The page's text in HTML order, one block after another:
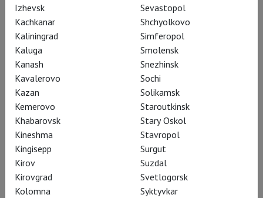
Возврат билетов
В случае отмены вашего сеанса:
Если вы приобретали билет онлайн – возврат будет
произведен автоматически.
В отдельных случаях может понадобиться заполнить
форму возврата. Правила возврата написаны в вашем
электронном билете (
,Афиша,Кинокасса
Если вы покупали билет в кассе кинотеатра –
пожалуйста, обратитесь для оформления возврата
непосредственно в кинотеатр.
Izhevsk
Kachkanar
Kaliningrad
Kaluga
Kanash
Kavalerovo
Kazan
Kemerovo
Khabarovsk
Kineshma
Kingisepp
Kirov
Kirovgrad
Kolomna
Sevastopol
Shchyolkovo
Simferopol
Smolensk
Snezhinsk
Sochi
Solikamsk
Staroutkinsk
Stary Oskol
Stavropol
Surgut
Suzdal
Svetlogorsk
Syktyvkar